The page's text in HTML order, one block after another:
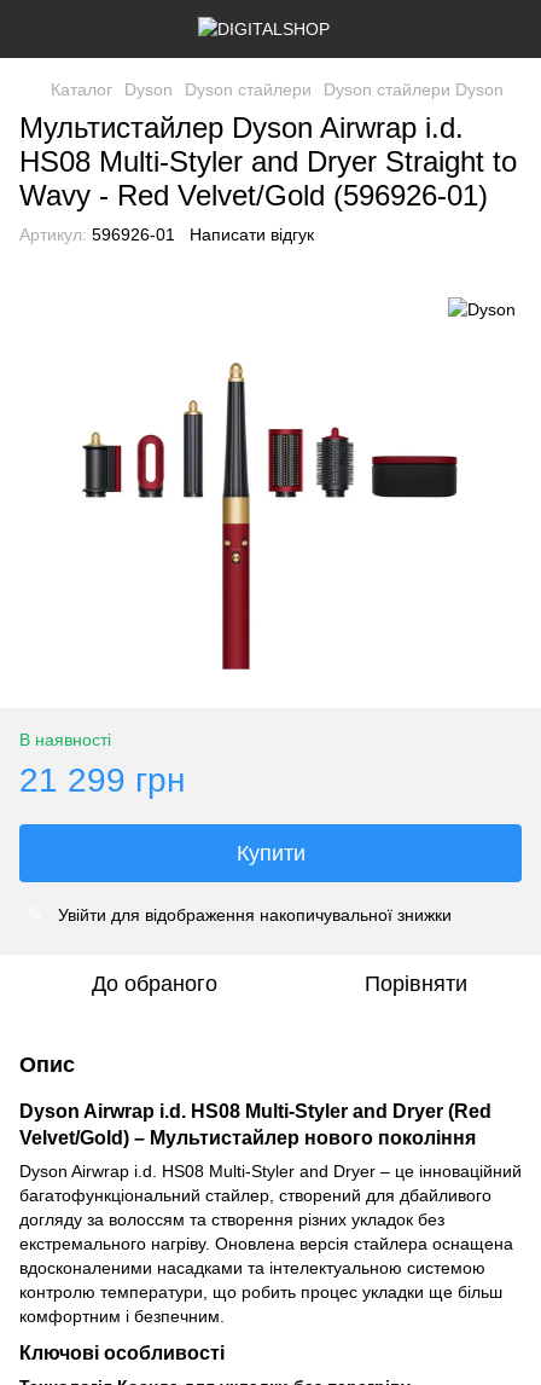
Каталог Dyson Dyson стайлери Dyson стайлери Dyson
Мультистайлер Dyson Airwrap i.d.
HS08 Multi-Styler and Dryer Straight to
Wavy - Red Velvet/Gold (596926-01)
Артикул: 596926-01 Написати відгук
В наявності
21 299 грн
Купити
Увійти для відображення накопичувальної знижки
До обраного Порівняти
Опис
Dyson Airwrap i.d. HS08 Multi-Styler and Dryer (Red
Velvet/Gold) – Мультистайлер нового покоління
Dyson Airwrap i.d. HS08 Multi-Styler and Dryer – це інноваційний
багатофункціональний стайлер, створений для дбайливого
догляду за волоссям та створення різних укладок без
екстремального нагріву. Оновлена версія стайлера оснащена
вдосконаленими насадками та інтелектуальною системою
контролю температури, що робить процес укладки ще більш
комфортним і безпечним.
Ключові особливості